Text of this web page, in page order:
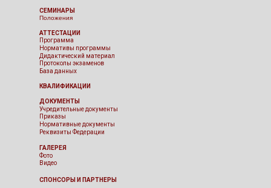
СЕМИНАРЫ
Положения
АТТЕСТАЦИИ
КВАЛИФИКАЦИИ
ДОКУМЕНТЫ
Учредительные документы
Фото
Программа
Календарный план
Нормативы программы
Протоколы экзаменов
Нормативные документы
Реквизиты Федерации
Положения